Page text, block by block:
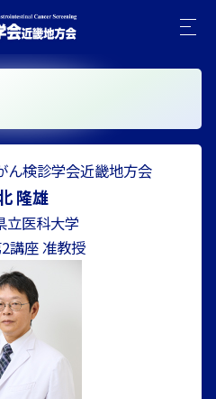
ん検診学会近畿地方会
隆雄
立医科大学
講座 准教授